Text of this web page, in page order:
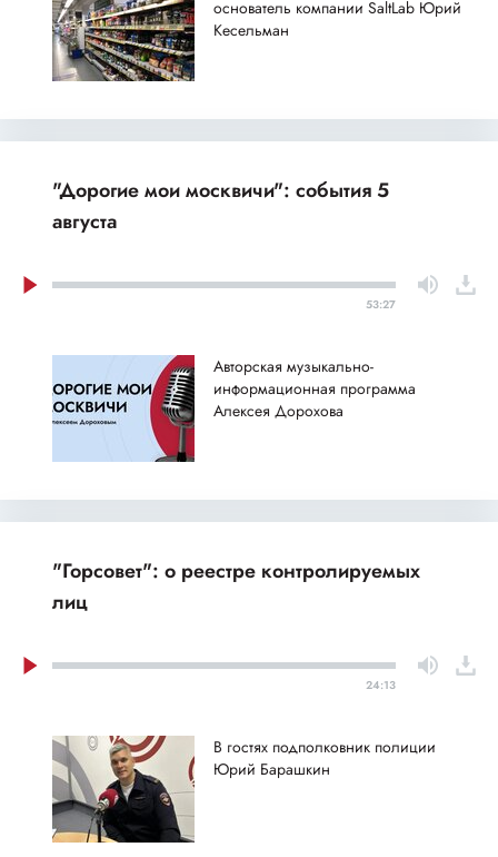
основатель компании SaltLab Юрий
Кесельман
"Дорогие мои москвичи": события 5
августа
53:27
Авторская музыкально-
информационная программа
Алексея Дорохова
"Горсовет": о реестре контролируемых
лиц
24:13
В гостях подполковник полиции
Юрий Барашкин